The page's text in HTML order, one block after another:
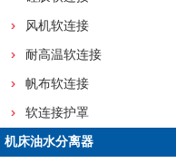
风机软连接
耐高温软连接
帆布软连接
软连接护罩
机床油水分离器